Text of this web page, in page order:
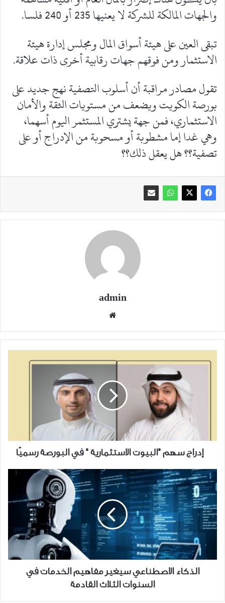
والجهات المالكة للشركة لا يعنيها 235 أو 240 فلسا.
تبقى العين على هيئة أسواق المال ومجلس إدارة هيئة
الاستثمار ومن فوقهم جهات رقابية أخرى ذات علاقة.
تقول مصادر مراقبة أن أسلوب التصفية نهج جديد على
بورصة الكويت ويضعف من مستويات الثقة والأمان
الاستثماري، فمن جهة يشتري المستثمر اليوم أسهما،
وهي غدا إما مشطوبة أو مسحوبة من الإدراج أو على
تصفية؟؟ هل يعقل ذلك؟؟
admin
إدراج
سهم
الاستثمارية
البورصة
رسميًا
إدراج سهم "البيوت الاستثمارية " في البورصة رسميًا
الذكاء
الاصطناعي
سيغير
مفاهيم
الخدمات
في
السنوات
الثلاث
القادمةالذكاء الاصطناعي سيغير مفاهيم الخدمات في
السنوات الثلاث القادمة